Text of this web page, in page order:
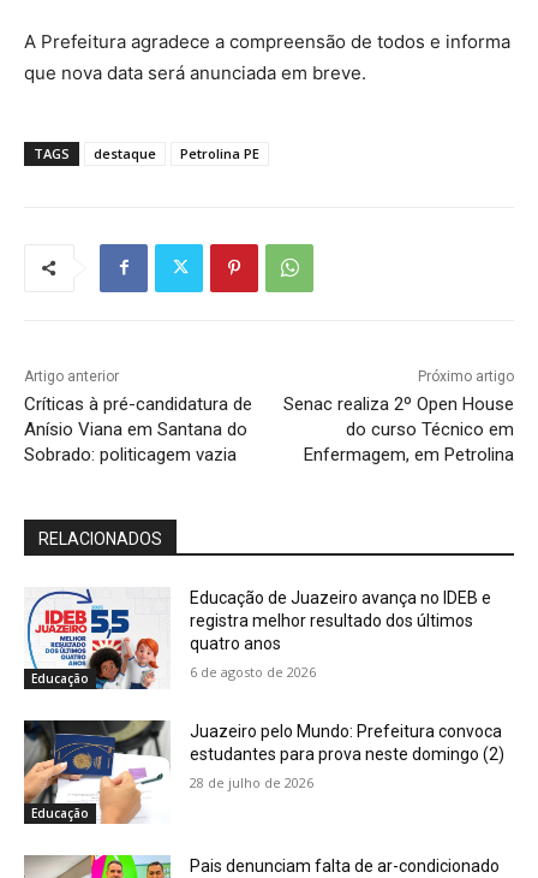
A Prefeitura agradece a compreensão de todos e informa
que nova data será anunciada em breve.
TAGS destaque Petrolina PE
Artigo anterior
Críticas à pré-candidatura de
Anísio Viana em Santana do
Sobrado: politicagem vazia
Próximo artigo
Senac realiza 2º Open House
do curso Técnico em
Enfermagem, em Petrolina
RELACIONADOS
Educação
Educação de Juazeiro avança no IDEB e
registra melhor resultado dos últimos
quatro anos
6 de agosto de 2026
Educação
Juazeiro pelo Mundo: Prefeitura convoca
estudantes para prova neste domingo (2)
28 de julho de 2026
Pais denunciam falta de ar-condicionado